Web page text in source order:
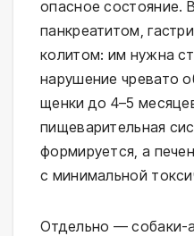
опасное состояние.
панкреатитом,
колитом: им нужна
нарушение чревато
щенки до 4–5
пищеварительная
формируется, а
с минимальной
Отдельно — собаки-